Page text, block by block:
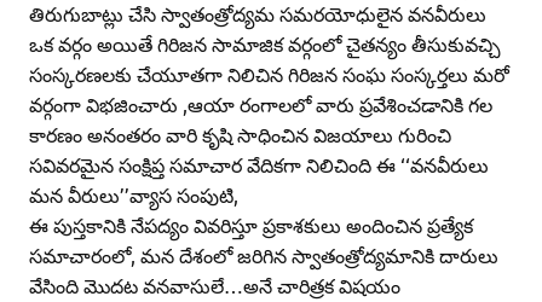
తిరుగుబాట్లు చేసి స్వాతంత్రోద్యమ సమరయోధులైన వనవీరులు
ఒక వర్గం అయితే గిరిజన సామాజిక వర్గంలో చైతన్యం తీసుకువచ్చి
సంస్కరణలకు చేయూతగా నిలిచిన గిరిజన సంఘ సంస్కర్తలు మరో
వర్గంగా విభజించారు ,ఆయా రంగాలలో వారు ప్రవేశించడానికి గల
కారణం అనంతరం వారి కృషి సాధించిన విజయాలు గురించి
సవివరమైన సంక్షిప్త సమాచార వేదికగా నిలిచింది ఈ ‘‘వనవీరులు
మన వీరులు’’వ్యాస సంపుటి,
ఈ పుస్తకానికి నేపద్యం వివరిస్తూ ప్రకాశకులు అందించిన ప్రత్యేక
సమాచారంలో, మన దేశంలో జరిగిన స్వాతంత్రోద్యమానికి దారులు
వేసింది మొదట వనవాసులే…అనే చారిత్రక విషయం